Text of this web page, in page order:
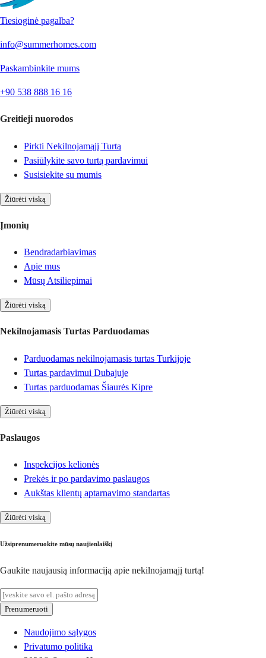
Tiesioginė pagalba?
info@summerhomes.com
Paskambinkite mums
+90 538 888 16 16
Greitieji nuorodos
Pirkti Nekilnojamąjį Turtą
Pasiūlykite savo turtą pardavimui
Susisiekite su mumis
Žiūrėti viską
Įmonių
Bendradarbiavimas
Apie mus
Mūsų Atsiliepimai
Žiūrėti viską
Nekilnojamasis Turtas Parduodamas
Parduodamas nekilnojamasis turtas Turkijoje
Turtas pardavimui Dubajuje
Turtas parduodamas Šiaurės Kipre
Žiūrėti viską
Paslaugos
Inspekcijos kelionės
Prekės ir po pardavimo paslaugos
Aukštas klientų aptarnavimo standartas
Žiūrėti viską
Užsiprenumeruokite mūsų naujienlaiškį
Gaukite naujausią informaciją apie nekilnojamąjį turtą!
Prenumeruoti
Naudojimo sąlygos
Privatumo politika